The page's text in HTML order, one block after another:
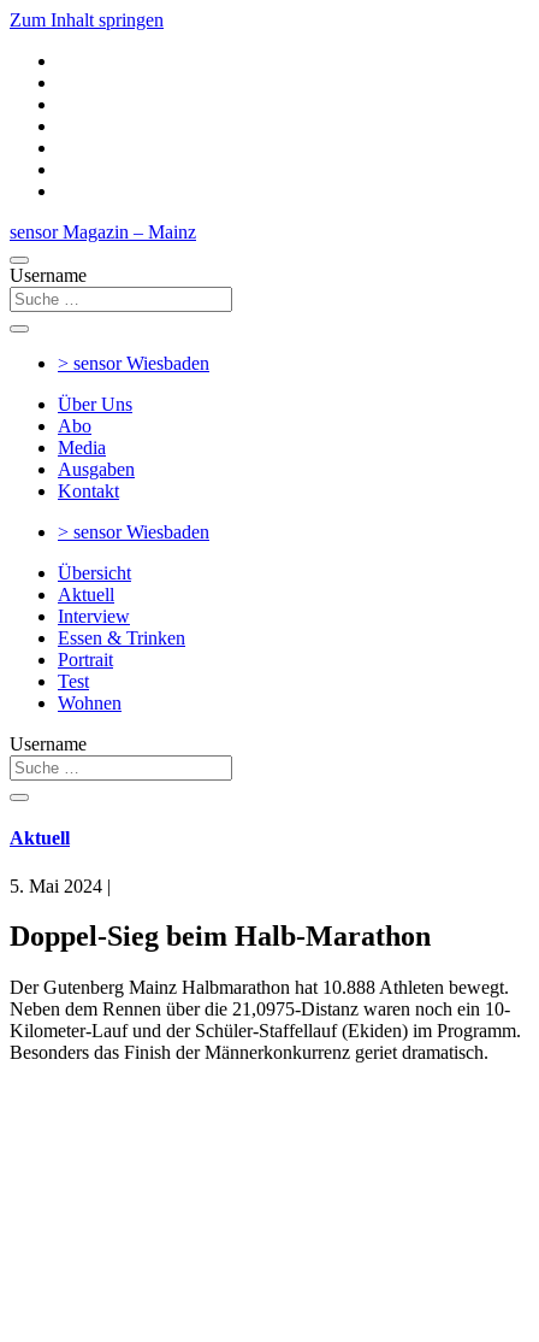
Zum Inhalt springen
sensor Magazin – Mainz
Username
> sensorWiesbaden
Über Uns
Abo
Media
Ausgaben
Kontakt
> sensorWiesbaden
Übersicht
Aktuell
Interview
Essen & Trinken
Portrait
Test
Wohnen
Username
Aktuell
5. Mai 2024 |
Doppel-Sieg beim Halb-Marathon
Der Gutenberg Mainz Halbmarathon hat 10.888 Athleten bewegt.
Neben dem Rennen über die 21,0975-Distanz waren noch ein 10-
Kilometer-Lauf und der Schüler-Staffellauf (Ekiden) im Programm.
Besonders das Finish der Männerkonkurrenz geriet dramatisch.